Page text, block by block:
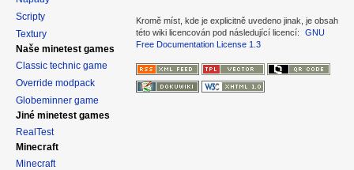
Scripty
Textury
Naše minetest games
Classic technic game
Override modpack
Globeminner game
Jiné minetest games
RealTest
Minecraft
Minecraft
Kromě míst, kde je explicitně uvedeno jinak, je obsah
této wiki licencován pod následující licencí:
GNU
Free Documentation License 1.3